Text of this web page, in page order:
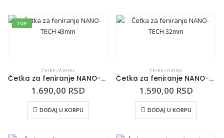
TOP
ČETKE ZA KOSU
Četka za feniranje NANO-TECH 43mm
1.690,00 RSD
DODAJ U KORPU
ČETKE ZA KOSU
Četka za feniranje NANO-TECH 32mm
1.590,00 RSD
DODAJ U KORPU